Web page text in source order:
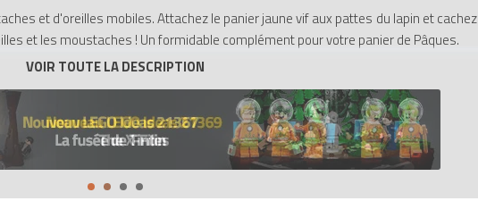
et d'oreilles mobiles. Attachez le panier jaune vif aux pattes du lapin et
et les moustaches ! Un formidable complément pour votre panier de Pâques.
de Pâques, des oreilles et des moustaches mobiles
!
!
et son panier (Easter Bunny with Basket)sur Avenue de la brique, comparateur de